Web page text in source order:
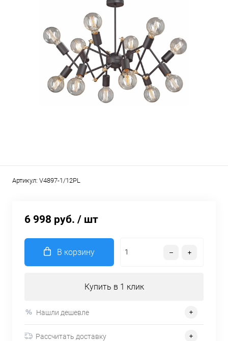
Артикул: V4897-1/12PL
6 998 руб. / шт
В корзину
Купить в 1 клик
Нашли дешевле
Рассчитать доставку